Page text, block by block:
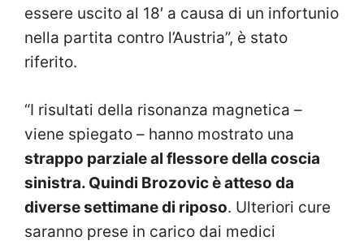
essere uscito al 18′ a causa di un infortunio
nella partita contro l’Austria”, è stato
riferito.
“I risultati della risonanza magnetica –
viene spiegato – hanno mostrato una
strappo parziale al flessore della coscia
sinistra. Quindi Brozovic è atteso da
diverse settimane di riposo. Ulteriori cure
saranno prese in carico dai medici